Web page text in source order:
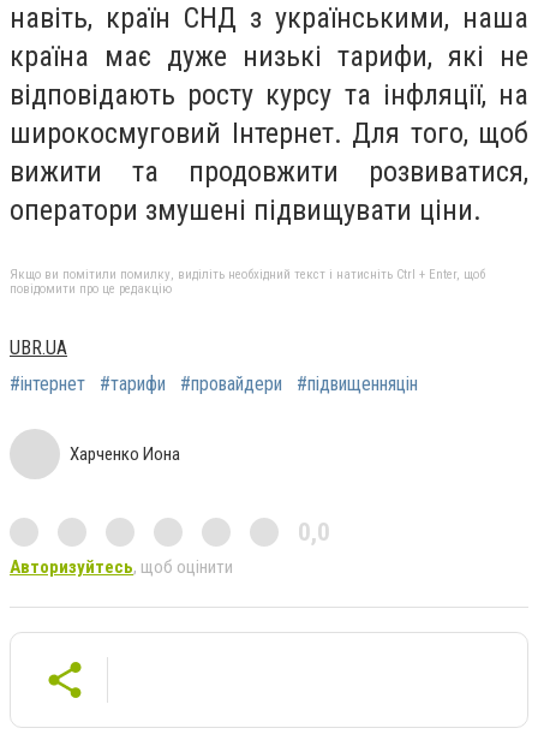
навіть, країн СНД з українськими, наша
країна має дуже низькі тарифи, які не
відповідають росту курсу та інфляції, на
широкосмуговий Інтернет. Для того, щоб
вижити та продовжити розвиватися,
оператори змушені підвищувати ціни.
Якщо ви помітили помилку, виділіть необхідний текст і натисніть Ctrl + Enter, щоб
повідомити про це редакцію
UBR.UA
#інтернет
#тарифи #провайдери #підвищенняцін
Харченко Иона
0,0
Авторизуйтесь, щоб оцінити